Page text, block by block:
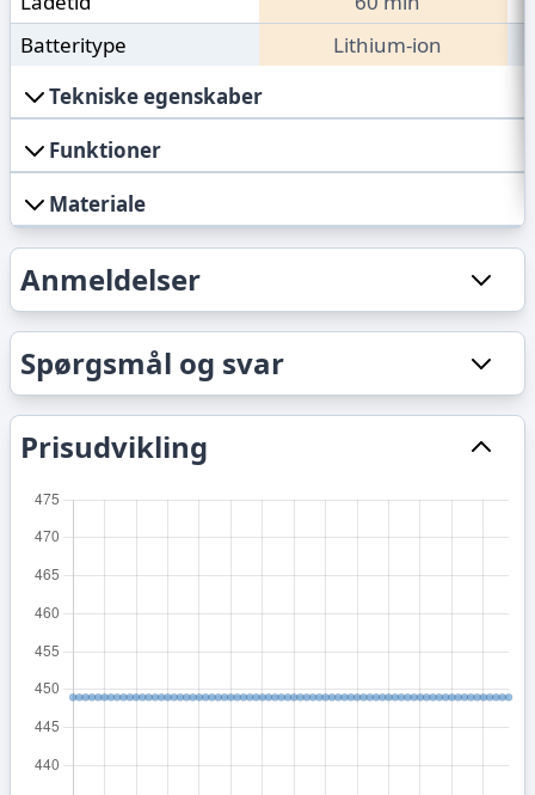
Batteritype
Lithium-ion
Tekniske egenskaber
Funktioner
Materiale
Anmeldelser
Spørgsmål og svar
Prisudvikling